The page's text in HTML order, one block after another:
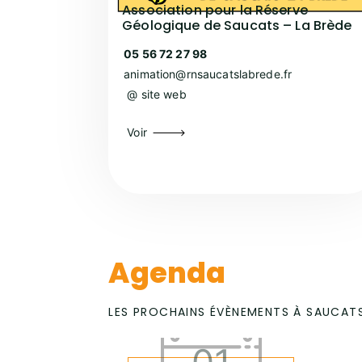
Association pour la Réserve
Géologique de Saucats – La Brède
05 56 72 27 98
animation@rnsaucatslabrede.fr
@ site web
Voir
Agenda
LES PROCHAINS ÉVÈNEMENTS À